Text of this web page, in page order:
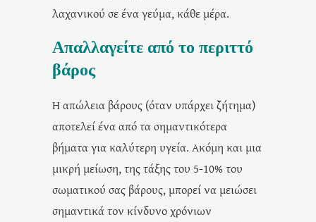
λαχανικού σε ένα γεύμα, κάθε μέρα.
Απαλλαγείτε από το περιττό
βάρος
Η απώλεια βάρους (όταν υπάρχει ζήτημα)
αποτελεί ένα από τα σημαντικότερα
βήματα για καλύτερη υγεία. Ακόμη και μια
μικρή μείωση, της τάξης του 5-10% του
σωματικού σας βάρους, μπορεί να μειώσει
σημαντικά τον κίνδυνο χρόνιων